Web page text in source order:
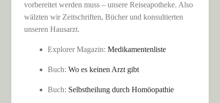
vorbereitet werden muss – unsere Reiseapotheke. Also
wälzten wir Zeitschriften, Bücher und konsultierten
unseren Hausarzt.
Explorer Magazin: Medikamentenliste
Buch: Wo es keinen Arzt gibt
Buch: Selbstheilung durch Homöopathie